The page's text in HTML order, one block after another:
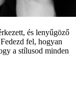
és lenyűgöző
fel, hogyan
a stílusod minden